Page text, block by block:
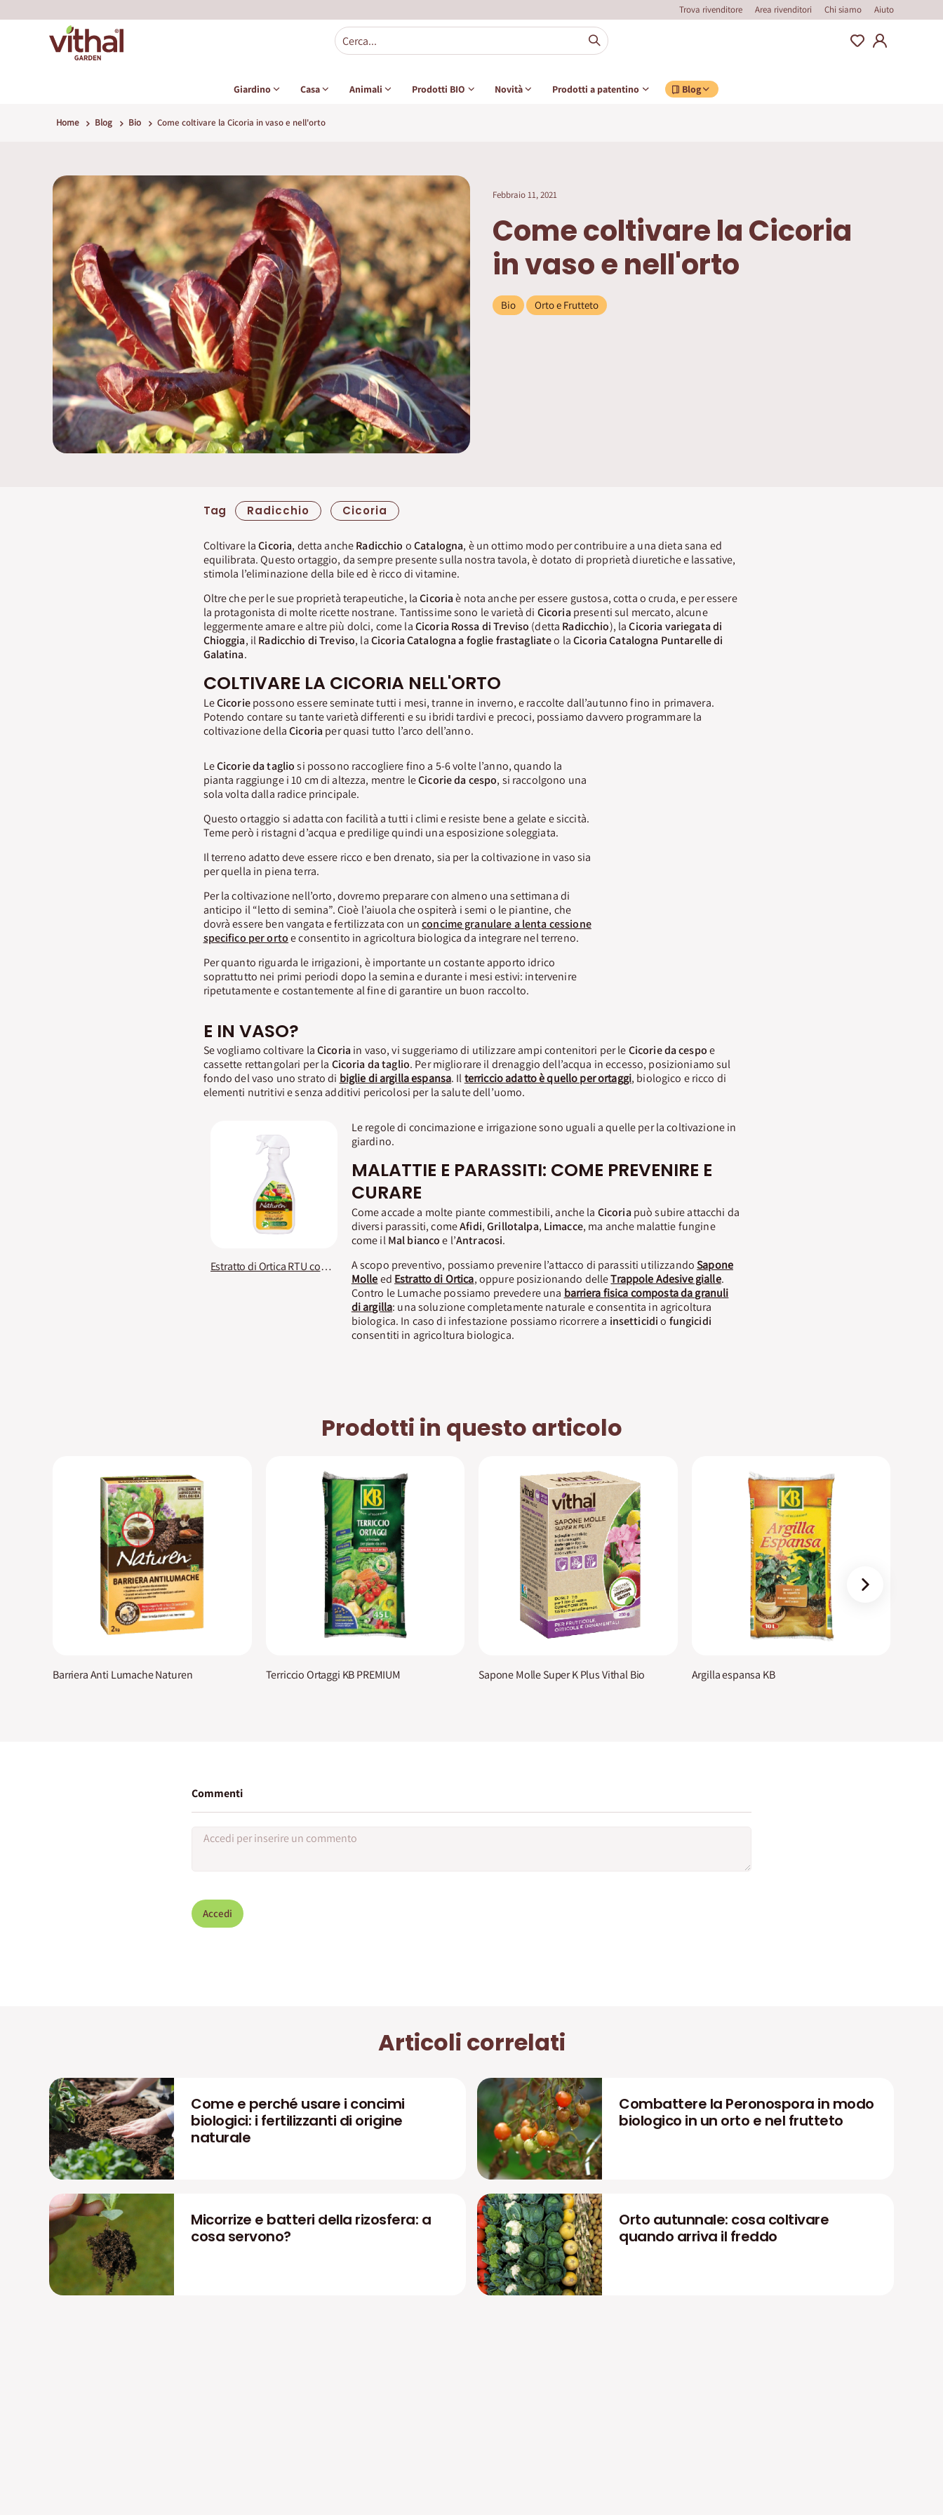
Trova rivenditore Area rivenditori Chi siamo Aiuto
Giardino Casa Animali Prodotti BIO Novità Prodotti a patentino Blog
Home Blog Bio Come coltivare la Cicoria in vaso e nell'orto
Febbraio 11, 2021
Come coltivare la Cicoria
in vaso e nell'orto
Bio Orto e Frutteto
Tag Radicchio Cicoria
Coltivare laCicoria, detta ancheRadicchio oCatalogna, è un ottimo modo per contribuire a una dieta sana ed
equilibrata. Questo ortaggio, da sempre presente sulla nostra tavola, è dotato di proprietà diuretiche e lassative,
stimola l’eliminazione della bile ed è ricco di vitamine.
Oltre che per le sue proprietà terapeutiche, laCicoriaè nota anche per essere gustosa, cotta o cruda, e per essere
la protagonista di molte ricette nostrane. Tantissime sono le varietà di Cicoria presenti sul mercato, alcune
leggermente amare e altre più dolci, come laCicoria Rossa di Treviso (detta Radicchio), laCicoria variegata di
Chioggia, ilRadicchio di Treviso, laCicoria Catalogna a foglie frastagliateo laCicoria Catalogna Puntarelle di
Galatina.
COLTIVARE LA CICORIA NELL'ORTO
LeCicoriepossono essere seminate tutti i mesi, tranne in inverno, e raccolte dall’autunno fino in primavera.
Potendo contare su tante varietà differenti e su ibridi tardivi e precoci, possiamo davvero programmare la
coltivazione dellaCicoria per quasi tutto l’arco dell’anno.
LeCicorie da tagliosi possono raccogliere fino a 5-6 volte l’anno, quando la
pianta raggiunge i 10 cm di altezza, mentre leCicorie da cespo, si raccolgono una
sola volta dalla radice principale.
Questo ortaggio si adatta con facilità a tutti i climi e resiste bene a gelate e siccità.
Teme però i ristagni d’acqua e predilige quindi una esposizione soleggiata.
Il terreno adatto deve essere ricco e ben drenato, sia per la coltivazione in vaso sia
per quella in piena terra.
Per la coltivazione nell’orto, dovremo preparare con almeno una settimana di
anticipo il “letto di semina”. Cioè l’aiuola che ospiterà i semi o le piantine, che
dovrà essere ben vangata e fertilizzata con unconcime granulare a lenta cessione
specifico per ortoe consentito in agricoltura biologica da integrare nel terreno.
Per quanto riguarda le irrigazioni, è importante un costante apporto idrico
soprattutto nei primi periodi dopo la semina e durante i mesi estivi: intervenire
ripetutamente e costantemente al fine di garantire un buon raccolto.
E IN VASO?
Se vogliamo coltivare laCicoria in vaso, vi suggeriamo di utilizzare ampi contenitori per leCicorie da cespoe
cassette rettangolari per la Cicoria da taglio. Per migliorare il drenaggio dell’acqua in eccesso, posizioniamo sul
fondo del vaso uno strato di biglie di argilla espansa. Ilterriccio adatto è quello per ortaggi, biologico e ricco di
elementi nutritivi e senza additivi pericolosi per la salute dell’uomo.
Estratto di Ortica RTU contro Afidi, Acari, Funghi Naturen
Le regole di concimazione e irrigazione sono uguali a quelle per la coltivazione in
giardino.
MALATTIE E PARASSITI: COME PREVENIRE E
CURARE
Come accade a molte piante commestibili, anche la Cicoria può subire attacchi da
diversi parassiti, comeAfidi,Grillotalpa, Limacce, ma anche malattie fungine
come ilMal biancoe l’Antracosi.
A scopo preventivo, possiamo prevenire l’attacco di parassiti utilizzandoSapone
Molleed Estratto di Ortica, oppure posizionando delleTrappole Adesive gialle.
Contro le Lumache possiamo prevedere una barriera fisica composta da granuli
di argilla: una soluzione completamente naturale e consentita in agricoltura
biologica. In caso di infestazione possiamo ricorrere a insetticidio fungicidi
consentiti in agricoltura biologica.
Prodotti in questo articolo
Barriera Anti Lumache Naturen Terriccio Ortaggi KB PREMIUM Sapone Molle Super K Plus Vithal Bio Argilla espansa KB
›
Commenti
Accedi
Articoli correlati
Come e perché usare i concimi
biologici: i fertilizzanti di origine
naturale
Combattere la Peronospora in modo
biologico in un orto e nel frutteto
Micorrize e batteri della rizosfera: a
cosa servono?
Orto autunnale: cosa coltivare
quando arriva il freddo